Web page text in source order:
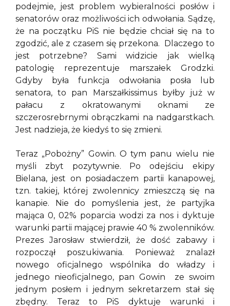
podejmie, jest problem wybieralności posłów i
senatorów oraz możliwości ich odwołania. Sądzę,
że na początku PiS nie będzie chciał się na to
zgodzić, ale z czasem się przekona. Dlaczego to
jest potrzebne? Sami widzicie jak wielką
patologię reprezentuje marszałek Grodzki.
Gdyby była funkcja odwołania posła lub
senatora, to pan Marszałkissimus byłby już w
pałacu z okratowanymi oknami ze
szczerosrebrnymi obrączkami na nadgarstkach.
Jest nadzieja, że kiedyś to się zmieni.
Teraz „Pobożny” Gowin. O tym panu wielu nie
myśli zbyt pozytywnie. Po odejściu ekipy
Bielana, jest on posiadaczem partii kanapowej,
tzn. takiej, której zwolennicy zmieszczą się na
kanapie. Nie do pomyślenia jest, że partyjka
mająca 0, 02% poparcia wodzi za nos i dyktuje
warunki partii mającej prawie 40 % zwolenników.
Prezes Jarosław stwierdził, że dość zabawy i
rozpoczął poszukiwania. Ponieważ znalazł
nowego oficjalnego wspólnika do władzy i
jednego nieoficjalnego, pan Gowin ze swoim
jednym posłem i jednym sekretarzem stał się
zbędny. Teraz to PiS dyktuje warunki i